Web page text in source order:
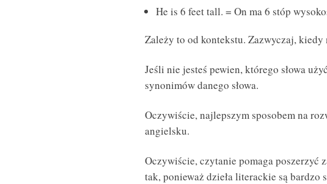
He is 6 feet tall. = On ma 6 stóp
Zależy to od kontekstu. Zazwyczaj,
Jeśli nie jesteś pewien, którego słowa
synonimów danego słowa.
Oczywiście, najlepszym sposobem na
angielsku.
Oczywiście, czytanie pomagaposzerzyć
tak, ponieważ dzieła literackie są